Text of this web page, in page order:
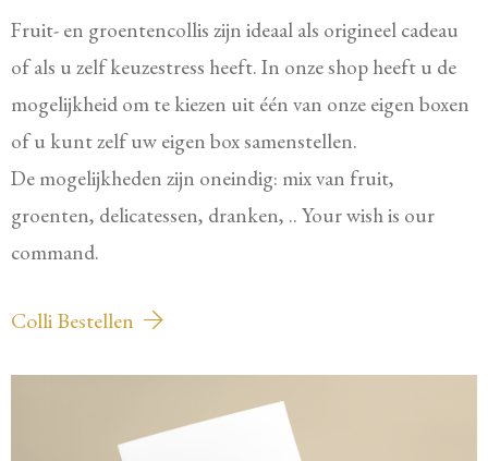
Fruit- en groentencollis zijn ideaal als origineel cadeau
of als u zelf keuzestress heeft. In onze shop heeft u de
mogelijkheid om te kiezen uit één van onze eigen boxen
of u kunt zelf uw eigen box samenstellen.
De mogelijkheden zijn oneindig: mix van fruit,
groenten, delicatessen, dranken, .. Your wish is our
command.
Colli Bestellen